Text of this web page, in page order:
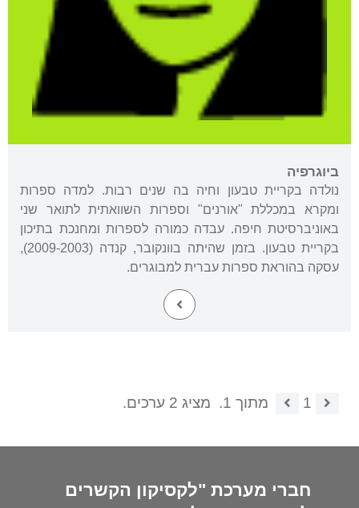
ביוגרפיה
נולדה בקריית טבעון וחיה בה שנים רבות. למדה ספרות
ומקרא במכללת "אורנים" וספרות השוואתית לתואר שני
באוניברסיטת חיפה. עבדה כמורה לספרות ומחנכת בתיכון
בקריית טבעון. בזמן שהיתה בוונקובר, קנדה (2009-2003),
עסקה בהוראת ספרות עברית למבוגרים.
1 מתוך 1. מציג 2 ערכים.
חברי מערכת "לקסיקון הקשרים